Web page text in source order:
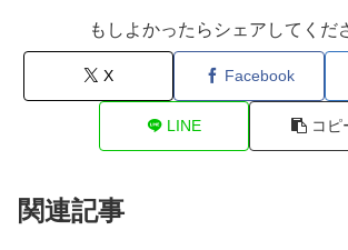
もしよかったらシェアしてくだ
X Facebook
LINE コピ
関連記事